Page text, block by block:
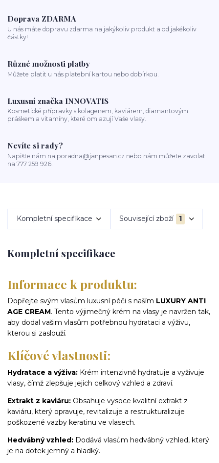
Doprava ZDARMA
U nás máte dopravu zdarma na jakýkoliv produkt a od jakékoliv
částky!
Různé možnosti platby
Můžete platit u nás platební kartou nebo dobírkou.
Luxusní značka INNOVATIS
Kosmetické přípravky s kolagenem, kaviárem, diamantovým
práškem a vitamíny, které omlazují Vaše vlasy.
Nevíte si rady?
Napište nám na poradna@janpesan.cz nebo nám můžete zavolat
na 777 259 926.
Kompletní specifikace Související zboží 1
Kompletní specifikace
Informace k produktu:
Dopřejte svým vlasům luxusní péči s naším LUXURY ANTI
AGE CREAM. Tento výjimečný krém na vlasy je navržen tak,
aby dodal vašim vlasům potřebnou hydrataci a výživu,
kterou si zaslouží.
Klíčové vlastnosti:
Hydratace a výživa: Krém intenzivně hydratuje a vyživuje
vlasy, čímž zlepšuje jejich celkový vzhled a zdraví.
Extrakt z kaviáru: Obsahuje vysoce kvalitní extrakt z
kaviáru, který opravuje, revitalizuje a restrukturalizuje
poškozené vazby keratinu ve vlasech.
Hedvábný vzhled: Dodává vlasům hedvábný vzhled, který
je na dotek jemný a hladký.